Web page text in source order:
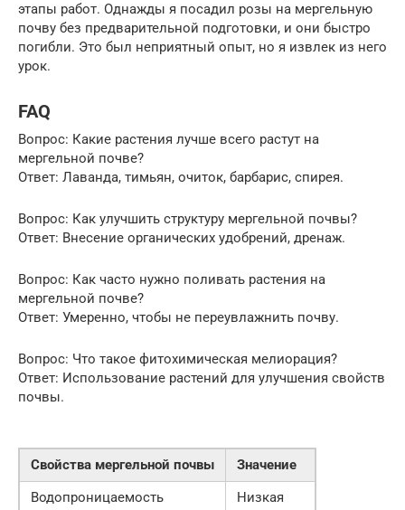
этапы работ. Однажды я посадил розы на мергельную
почву без предварительной подготовки, и они быстро
погибли. Это был неприятный опыт, но я извлек из него
урок.
FAQ
Вопрос: Какие растения лучше всего растут на
мергельной почве?
Ответ: Лаванда, тимьян, очиток, барбарис, спирея.
Вопрос: Как улучшить структуру мергельной почвы?
Ответ: Внесение органических удобрений, дренаж.
Вопрос: Как часто нужно поливать растения на
мергельной почве?
Ответ: Умеренно, чтобы не переувлажнить почву.
Вопрос: Что такое фитохимическая мелиорация?
Ответ: Использование растений для улучшения свойств
почвы.
Свойства мергельной почвы
Значение
Водопроницаемость
Низкая